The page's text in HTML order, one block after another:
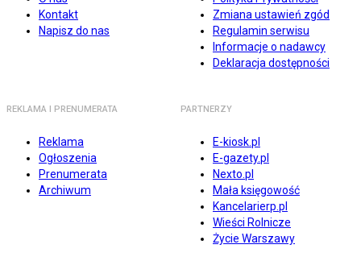
Kontakt
Napisz do nas
Zmiana ustawień zgód
Regulamin serwisu
Informacje o nadawcy
Deklaracja dostępności
REKLAMA I PRENUMERATA
Reklama
Ogłoszenia
Prenumerata
Archiwum
PARTNERZY
E-kiosk.pl
E-gazety.pl
Nexto.pl
Mała księgowość
Kancelarierp.pl
Wieści Rolnicze
Życie Warszawy